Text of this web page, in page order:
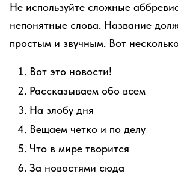
Не используйте сложные
непонятные слова. Название
простым и звучным. Вот
Вот это новости!
Рассказываем обо всем
На злобу дня
Вещаем четко и по делу
Что в мире творится
За новостями сюда